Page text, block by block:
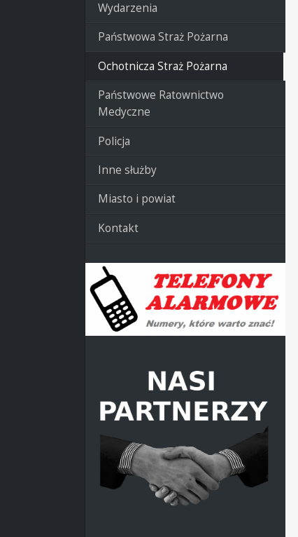
Wydarzenia
Państwowa Straż Pożarna
Ochotnicza Straż Pożarna
Państwowe Ratownictwo
Medyczne
Policja
Inne służby
Miasto i powiat
Kontakt